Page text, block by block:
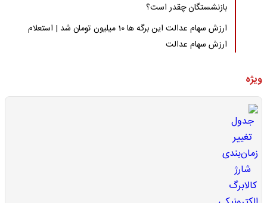
بازنشستگان چقدر است؟
ارزش سهام عدالت این برگه ها 10 میلیون تومان شد | استعلام
ارزش سهام عدالت
ویژه